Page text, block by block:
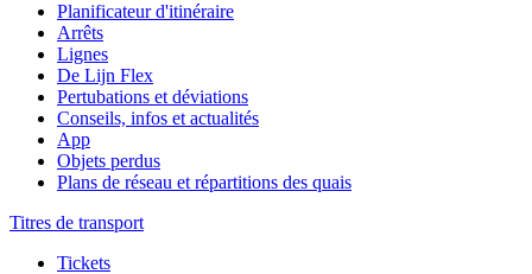
Planificateur d'itinéraire
Arrêts
Lignes
De Lijn Flex
Pertubations et déviations
Conseils, infos et actualités
App
Objets perdus
Plans de réseau et répartitions des quais
Titres de transport
Tickets